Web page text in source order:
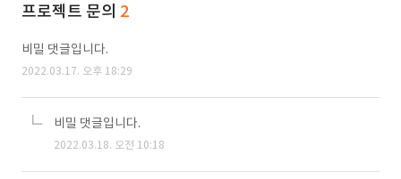
프로젝트 문의 2
비밀 댓글입니다.
2022.03.17. 오후 18:29
비밀 댓글입니다.
2022.03.18. 오전 10:18